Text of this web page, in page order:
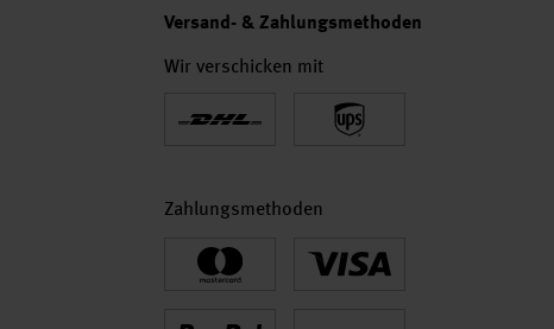
Versand- & Zahlungsmethoden
Wir verschicken mit
Zahlungsmethoden